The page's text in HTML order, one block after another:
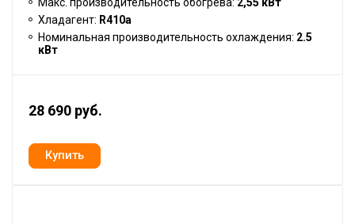
Хладагент: R410a
Номинальная производительность охлаждения: 2.5
кВт
28 690 руб.